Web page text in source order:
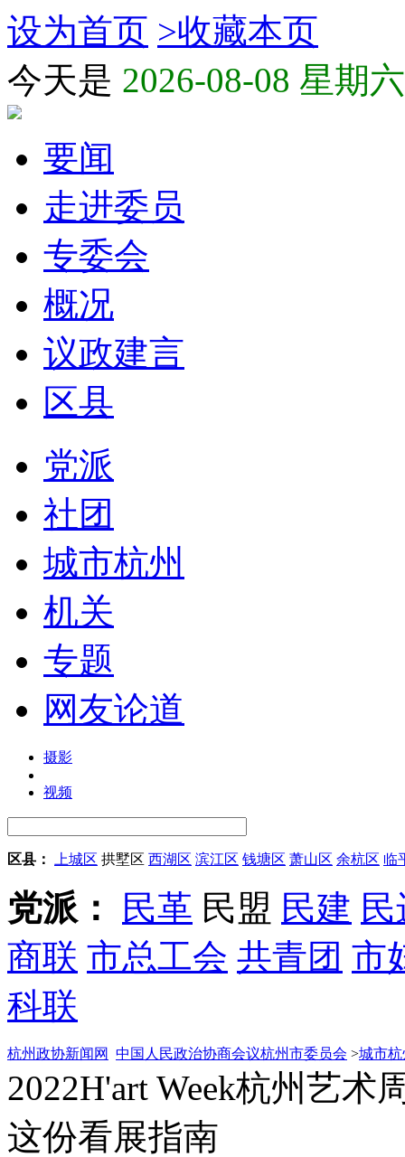
设为首页 >收藏本页
今天是 2026-08-08 星期六
要闻
走进委员
专委会
概况
议政建言
区县
党派
社团
城市杭州
机关
专题
网友论道
摄影
视频
区县： 上城区 拱墅区 西湖区 滨江区 钱塘区 萧山区 余杭区 临
党派： 民革 民盟 民建
商联 市总工会 共青团 市
科联
杭州政协新闻网 中国人民政治协商会议杭州市委员会 >城市杭
2022H'art Week杭州艺
这份看展指南